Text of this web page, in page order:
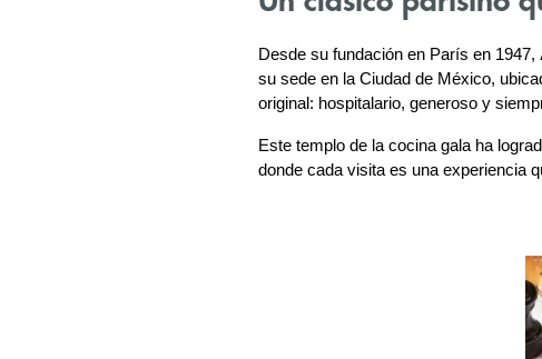
Desde su fundación en París en 1947,
su sede en la Ciudad de México,
original: hospitalario, generoso y
Este templo de la cocina gala ha
donde cada visita es una experiencia